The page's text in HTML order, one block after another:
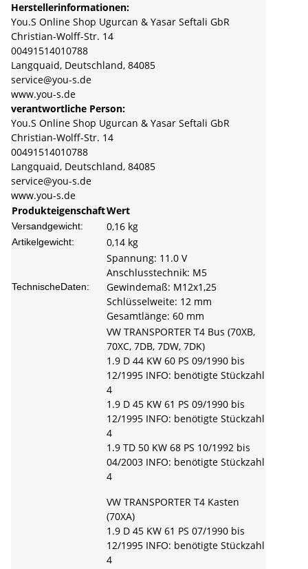
Herstellerinformationen:
You.S Online Shop Ugurcan & Yasar Seftali GbR
Christian-Wolff-Str. 14
00491514010788
Langquaid, Deutschland, 84085
service@you-s.de
www.you-s.de
verantwortliche Person:
You.S Online Shop Ugurcan & Yasar Seftali GbR
Christian-Wolff-Str. 14
00491514010788
Langquaid, Deutschland, 84085
service@you-s.de
www.you-s.de
ProdukteigenschaftWert
Versandgewicht: 0,16 kg
Artikelgewicht: 0,14 kg
TechnischeDaten:
Spannung: 11.0 V
Anschlusstechnik: M5
Gewindemaß: M12x1,25
Schlüsselweite: 12 mm
Gesamtlänge: 60 mm
VW TRANSPORTER T4 Bus (70XB,
70XC, 7DB, 7DW, 7DK)
1.9 D 44 KW 60 PS 09/1990 bis
12/1995 INFO: benötigte Stückzahl
4
1.9 D 45 KW 61 PS 09/1990 bis
12/1995 INFO: benötigte Stückzahl
4
1.9 TD 50 KW 68 PS 10/1992 bis
04/2003 INFO: benötigte Stückzahl
4
VW TRANSPORTER T4 Kasten
(70XA)
1.9 D 45 KW 61 PS 07/1990 bis
12/1995 INFO: benötigte Stückzahl
4